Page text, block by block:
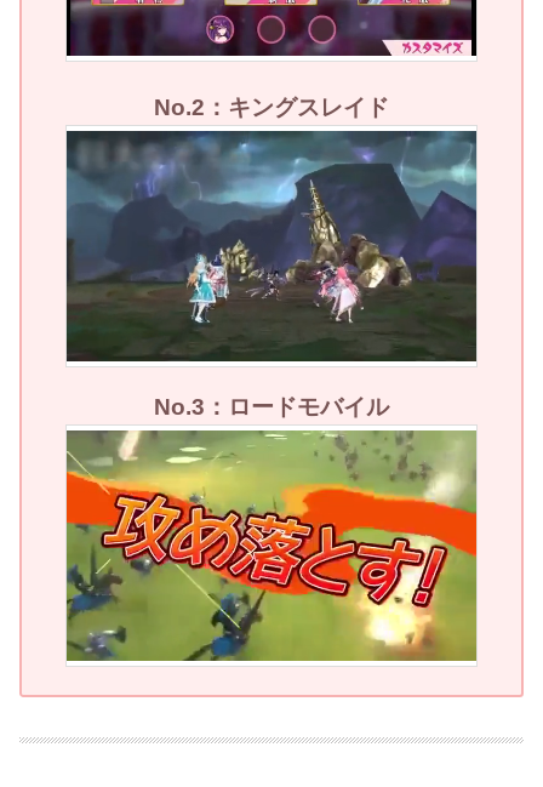
No.2：キングスレイド
No.3：ロードモバイル